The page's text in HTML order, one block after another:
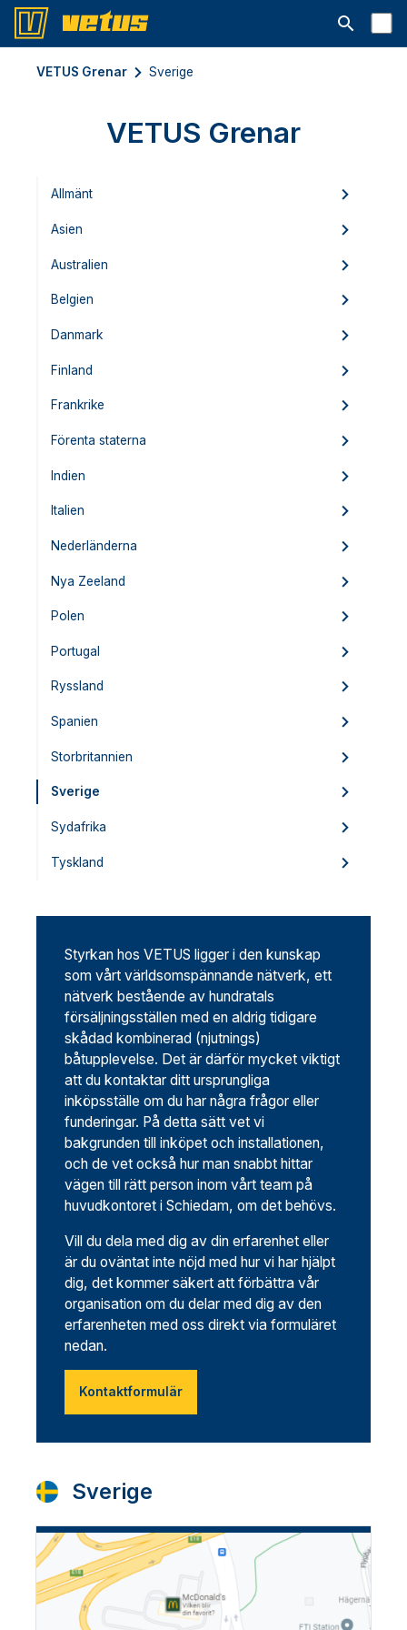
Open
VETUS Grenar Sverige
VETUS Grenar
Allmänt
Asien
Australien
Belgien
Danmark
Finland
Frankrike
Förenta staterna
Indien
Italien
Nederländerna
Nya Zeeland
Polen
Portugal
Ryssland
Spanien
Storbritannien
Sverige
Sydafrika
Tyskland
Styrkan hos VETUS ligger i den kunskap
som vårt världsomspännande nätverk, ett
nätverk bestående av hundratals
försäljningsställen med en aldrig tidigare
skådad kombinerad (njutnings)
båtupplevelse. Det är därför mycket viktigt
att du kontaktar ditt ursprungliga
inköpsställe om du har några frågor eller
funderingar. På detta sätt vet vi
bakgrunden till inköpet och installationen,
och de vet också hur man snabbt hittar
vägen till rätt person inom vårt team på
huvudkontoret i Schiedam, om det behövs.
Vill du dela med dig av din erfarenhet eller
är du oväntat inte nöjd med hur vi har hjälpt
dig, det kommer säkert att förbättra vår
organisation om du delar med dig av den
erfarenheten med oss direkt via formuläret
nedan.
Kontaktformulär
Sverige